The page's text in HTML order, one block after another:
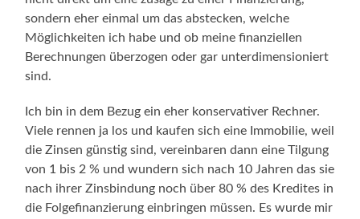
sondern eher einmal um das abstecken, welche
Möglichkeiten ich habe und ob meine finanziellen
Berechnungen überzogen oder gar unterdimensioniert
sind.
Ich bin in dem Bezug ein eher konservativer Rechner.
Viele rennen ja los und kaufen sich eine Immobilie, weil
die Zinsen günstig sind, vereinbaren dann eine Tilgung
von 1 bis 2 % und wundern sich nach 10 Jahren das sie
nach ihrer Zinsbindung noch über 80 % des Kredites in
die Folgefinanzierung einbringen müssen. Es wurde mir